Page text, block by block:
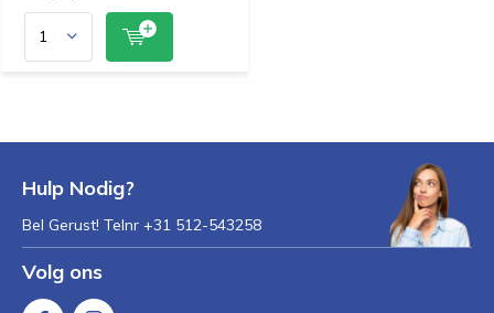
Hulp Nodig?
Bel Gerust! Telnr +31 512-543258
Volg ons